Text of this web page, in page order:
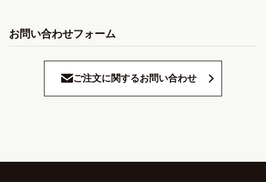
お問い合わせフォーム
ご注文に関するお問い合わせ